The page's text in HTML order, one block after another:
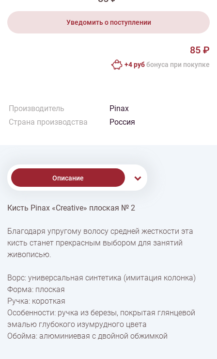
Уведомить о поступлении
85 ₽
+4 руббонусa при покупке
Производитель
Pinax
Страна производства
Россия
Описание
% Скидки
Доставка
Оплата
Кисть Pinax «Creative» плоская № 2
Благодаря упругому волосу средней жесткости эта
кисть станет прекрасным выбором для занятий
живописью.
Ворс: универсальная синтетика (имитация колонка)
Форма: плоская
Ручка: короткая
Особенности: ручка из березы, покрытая глянцевой
эмалью глубокого изумрудного цвета
Обойма: алюминиевая с двойной обжимкой